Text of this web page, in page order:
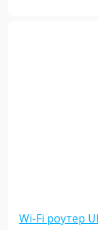
Wi-Fi роутер